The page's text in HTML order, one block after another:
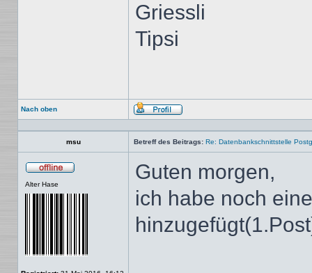
Griessli
Tipsi
Nach oben
Profil
msu Betreff des Beitrags: Re: Datenbankschnittstelle
Alter Hase
Guten morgen,
ich habe noch